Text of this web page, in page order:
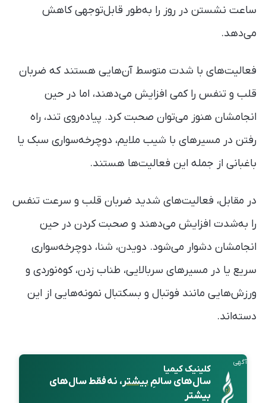
ساعت نشستن در روز را به‌طور قابل‌توجهی کاهش
می‌دهد.
فعالیت‌های با شدت متوسط آن‌هایی هستند که ضربان
قلب و تنفس را کمی افزایش می‌دهند، اما در حین
انجامشان هنوز می‌توان صحبت کرد. پیاده‌روی تند، راه
رفتن در مسیرهای با شیب ملایم، دوچرخه‌سواری سبک یا
باغبانی از جمله این فعالیت‌ها هستند.
در مقابل، فعالیت‌های شدید ضربان قلب و سرعت تنفس
را به‌شدت افزایش می‌دهند و صحبت کردن در حین
انجامشان دشوار می‌شود. دویدن، شنا، دوچرخه‌سواری
سریع یا در مسیرهای سربالایی، طناب زدن، کوه‌نوردی و
ورزش‌هایی مانند فوتبال و بسکتبال نمونه‌هایی از این
دسته‌اند.
آگهی
کلینیک کیمیا
سال‌های سالمِبیشتر، نه فقط سال‌های
بیشتر